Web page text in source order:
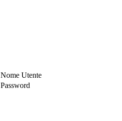
Nome Utente
Password